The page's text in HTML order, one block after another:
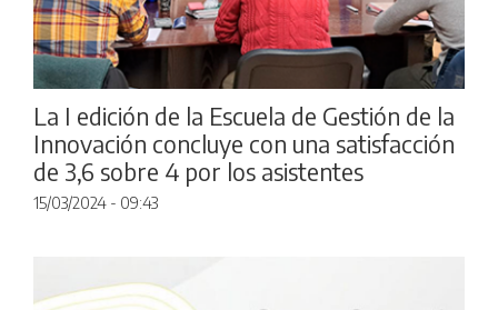
La I edición de la Escuela de Gestión de la
Innovación concluye con una satisfacción
de 3,6 sobre 4 por los asistentes
15/03/2024 - 09:43